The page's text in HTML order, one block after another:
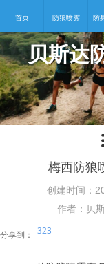
贝斯达
首页 防狼喷雾 防
梅西防狼
分享到： 323
创建时间：
作者：贝